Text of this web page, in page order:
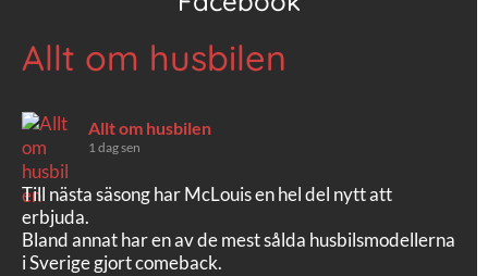
Allt om husbilen
Allt om husbilen
1 dag sen
Till nästa säsong har McLouis en hel del nytt att
erbjuda.
Bland annat har en av de mest sålda husbilsmodellerna
i Sverige gjort comeback.